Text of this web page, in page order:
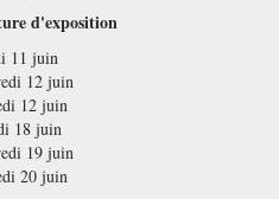
d'exposition
11 juin
12 juin
12 juin
18 juin
19 juin
20 juin